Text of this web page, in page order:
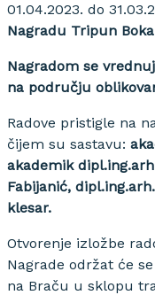
01.04.2023. do
Nagradu Tripun
Nagradom se
na području
Radove pristigle na
čijem su sastavu:
akademik
Fabijanić,
klesar.
Otvorenje izložbe
Nagrade održat će
na Braču u sklopu